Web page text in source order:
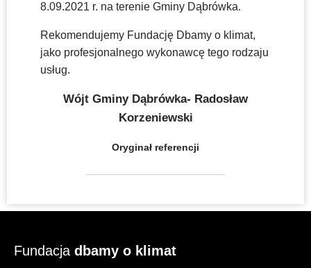
8.09.2021 r. na terenie Gminy Dąbrówka.
Rekomendujemy Fundację Dbamy o klimat,
jako profesjonalnego wykonawcę tego rodzaju
usług.
Wójt Gminy Dąbrówka- Radosław
Korzeniewski
Oryginał referencji
Fundacja dbamy o klimat